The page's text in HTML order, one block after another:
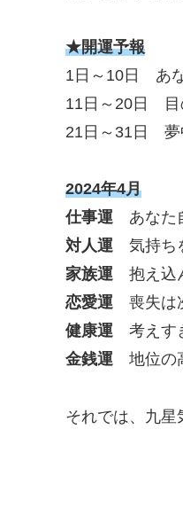
★開運予報
1日～10日 あな
11日～20日 目
21日～31日 夢
2024年4月
仕事運 あなた
対人運 気持ち
家族運 抱え込
恋愛運 喪失は
健康運 考えす
金銭運 地位の
それでは、九星